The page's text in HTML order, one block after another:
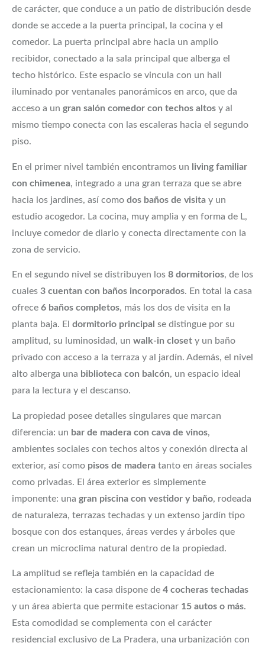
de carácter, que conduce a un patio de distribución desde
donde se accede a la puerta principal, la cocina y el
comedor. La puerta principal abre hacia un amplio
recibidor, conectado a la sala principal que alberga el
techo histórico. Este espacio se vincula con un hall
iluminado por ventanales panorámicos en arco, que da
acceso a un gran salón comedor con techos altos y al
mismo tiempo conecta con las escaleras hacia el segundo
piso.
En el primer nivel también encontramos un
living familiar
con chimenea, integrado a una gran terraza que se abre
hacia los jardines, así como dos baños de visita y un
estudio acogedor. La cocina, muy amplia y en forma de L,
incluye comedor de diario y conecta directamente con la
zona de servicio.
En el segundo nivel se distribuyen los 8 dormitorios, de los
cuales 3 cuentan con baños incorporados. En total la casa
ofrece 6 baños completos, más los dos de visita en la
planta baja. El dormitorio principal se distingue por su
amplitud, su luminosidad, un walk-in closet y un baño
privado con acceso a la terraza y al jardín. Además, el nivel
alto alberga una biblioteca con balcón, un espacio ideal
para la lectura y el descanso.
La propiedad posee detalles singulares que marcan
diferencia: un bar de madera con cava de vinos,
ambientes sociales con techos altos y conexión directa al
exterior, así como pisos de madera tanto en áreas sociales
como privadas. El área exterior es simplemente
imponente: una gran piscina con vestidor y baño, rodeada
de naturaleza, terrazas techadas y un extenso jardín tipo
bosque con dos estanques, áreas verdes y árboles que
crean un microclima natural dentro de la propiedad.
La amplitud se refleja también en la capacidad de
estacionamiento: la casa dispone de 4 cocheras techadas
y un área abierta que permite estacionar 15 autos o más.
Esta comodidad se complementa con el carácter
residencial exclusivo de La Pradera, una urbanización con